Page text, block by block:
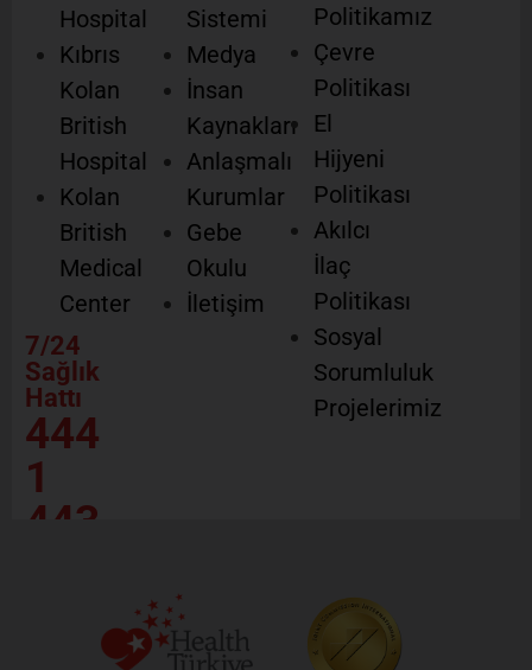
Hospital
Kıbrıs
Kolan
British
Hospital
Kolan
British
Medical
Center
7/24
Sağlık
Hattı
444
1
443
Sistemi
Medya
İnsan
Kaynakları
Anlaşmalı
Kurumlar
Gebe
Okulu
İletişim
Politikamız
Çevre
Politikası
El
Hijyeni
Politikası
Akılcı
İlaç
Politikası
Sosyal
Sorumluluk
Projelerimiz